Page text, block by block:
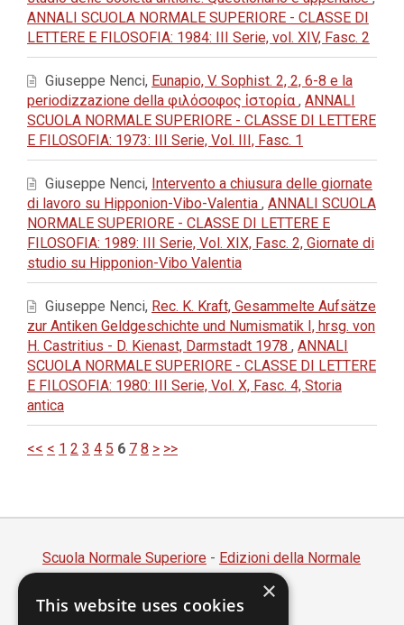
ANNALI SCUOLA NORMALE SUPERIORE - CLASSE DI
LETTERE E FILOSOFIA: 1984: III Serie, vol. XIV, Fasc. 2
Giuseppe Nenci, Eunapio, V. Sophist. 2, 2, 6-8 e la
periodizzazione della φιλόσοφος ἱστορία , ANNALI
SCUOLA NORMALE SUPERIORE - CLASSE DI LETTERE
E FILOSOFIA: 1973: III Serie, Vol. III, Fasc. 1
Giuseppe Nenci, Intervento a chiusura delle giornate
di lavoro su Hipponion-Vibo-Valentia , ANNALI SCUOLA
NORMALE SUPERIORE - CLASSE DI LETTERE E
FILOSOFIA: 1989: III Serie, Vol. XIX, Fasc. 2, Giornate di
studio su Hipponion-Vibo Valentia
Giuseppe Nenci, Rec. K. Kraft, Gesammelte Aufsätze
zur Antiken Geldgeschichte und Numismatik I, hrsg. von
H. Castritius - D. Kienast, Darmstadt 1978 , ANNALI
SCUOLA NORMALE SUPERIORE - CLASSE DI LETTERE
E FILOSOFIA: 1980: III Serie, Vol. X, Fasc. 4, Storia
antica
<< < 1 2 3 4 5 6 7 8 > >>
Scuola Normale Superiore - Edizioni della Normale
Piazza dei Cavalieri, 7 - 56126 Pisa
Codice fiscale 80005050507
×
This website uses cookies